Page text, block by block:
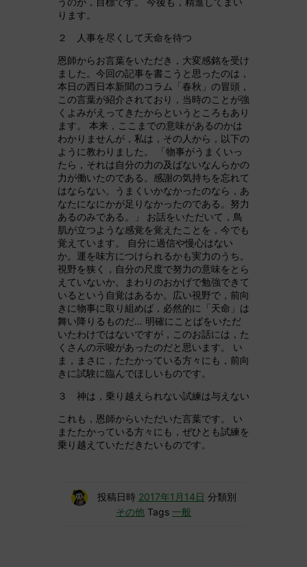
ります。
２ 人事を尽くして天命を待つ
恩師からお言葉をいただき，大変感銘を受け
ました。今回の記事を書こうと思ったのは，
本日の西日本新聞のコラム「春秋」の冒頭，
この言葉が紹介されており，当時のことが強
くよみがえってきたからというところもあり
ます。 本来，ここまでの意味があるのかは
わかりませんが，私は，その人から，以下の
ように教わりました。 「物事がうまくいっ
たら，それは自分の力の及ばないなんらかの
力が働いたのである。感謝の気持ちを忘れて
はならない。うまくいかなかったのなら，あ
なたになにかが足りなかったのである。努力
あるのみである。」 お話をいただいて，鳥
肌が立つような感覚を覚えたことを，今でも
覚えています。 自分に過信や慢心はない
か。運を味方につけられるかも実力のうち。
視野を狭く，自分の尺度で努力の意味をとら
えていないか。まわりのおかげで勉強できて
いるという自覚はあるか。広い視野で，前向
きに物事に取り組めば，必然的に「天命」は
舞い降りるものだ… 明確にことばをいただ
いたわけではないですが，このお話には，た
くさんの示唆があったのだと思います。 い
ま，まさに，たたかっている方々にも，前向
きに試験に臨んでほしいものです。
３ 神は，乗り越えられない試練は与えない
これも，恩師からいただいた言葉です。 い
またたかっている方々にも，ぜひとも試練を
乗り越えていただきたいものです。
投稿日時 2017年1月14日 分類別
その他 Tags 一般